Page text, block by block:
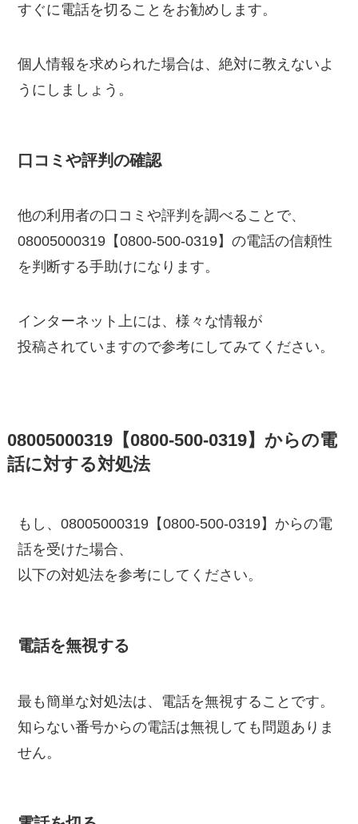
すぐに電話を切ることをお勧めします。
個人情報を求められた場合は、絶対に教えないよ
うにしましょう。
口コミや評判の確認
他の利用者の口コミや評判を調べることで、
08005000319【0800-500-0319】の電話の信頼性
を判断する手助けになります。
インターネット上には、様々な情報が
投稿されていますので参考にしてみてください。
08005000319【0800-500-0319】からの電
話に対する対処法
もし、08005000319【0800-500-0319】からの電
話を受けた場合、
以下の対処法を参考にしてください。
電話を無視する
最も簡単な対処法は、電話を無視することです。
知らない番号からの電話は無視しても問題ありま
せん。